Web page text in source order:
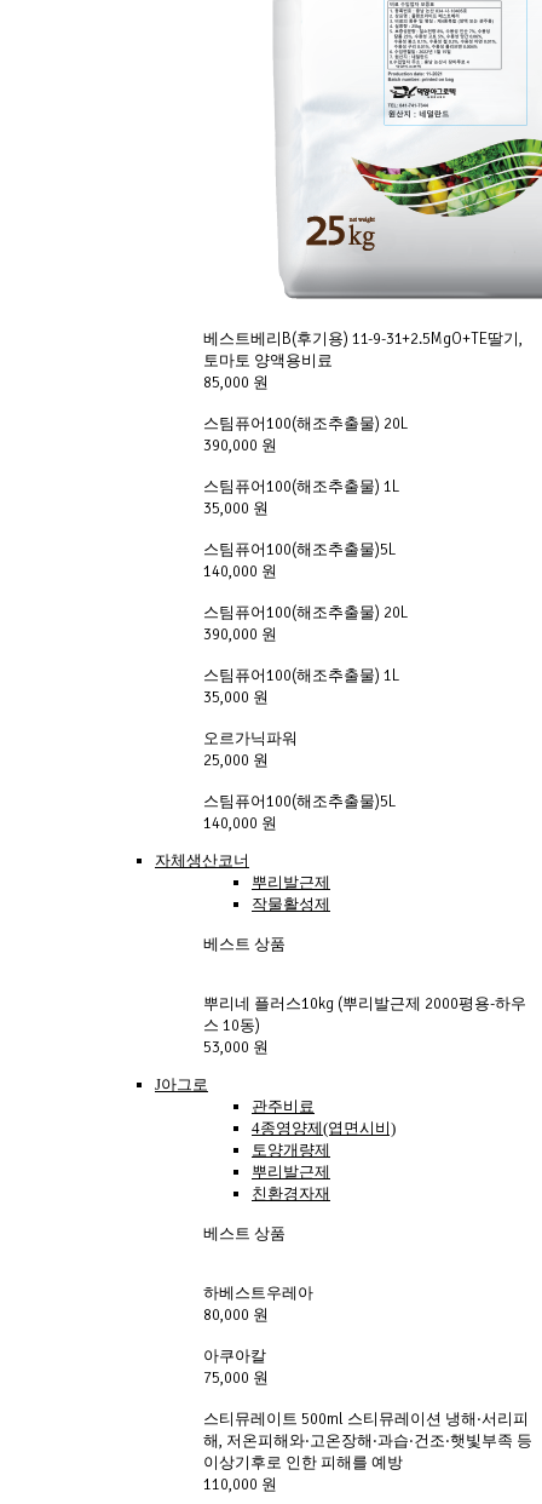
베스트베리B(후기용) 11-9-31+2.5MgO+TE딸기,
토마토 양액용비료
85,000 원
스팀퓨어100(해조추출물) 20L
390,000 원
스팀퓨어100(해조추출물) 1L
35,000 원
스팀퓨어100(해조추출물)5L
140,000 원
스팀퓨어100(해조추출물) 20L
390,000 원
스팀퓨어100(해조추출물) 1L
35,000 원
오르가닉파워
25,000 원
스팀퓨어100(해조추출물)5L
140,000 원
자체생산코너
뿌리발근제
작물활성제
베스트 상품
뿌리네 플러스10kg (뿌리발근제 2000평용-하우
스 10동)
53,000 원
J아그로
관주비료
4종영양제(엽면시비)
토양개량제
뿌리발근제
친환경자재
베스트 상품
하베스트우레아
80,000 원
아쿠아칼
75,000 원
스티뮤레이트 500ml 스티뮤레이션 냉해·서리피
해, 저온피해와·고온장해·과습·건조·햇빛부족 등
이상기후로 인한 피해를 예방
110,000 원